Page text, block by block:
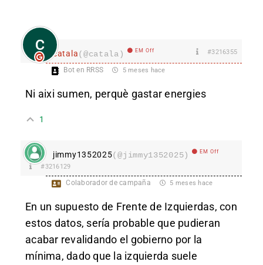
catala(@catala) EM Off #3216355
Bot en RRSS 5 meses hace
Ni aixi sumen, perquè gastar energies
1
jimmy1352025(@jimmy1352025) EM Off
#3216129
Colaborador de campaña 5 meses hace
En un supuesto de Frente de Izquierdas, con
estos datos, sería probable que pudieran
acabar revalidando el gobierno por la
mínima, dado que la izquierda suele